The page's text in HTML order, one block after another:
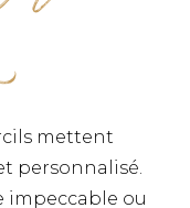
mettent
personnalisé.
impeccable ou